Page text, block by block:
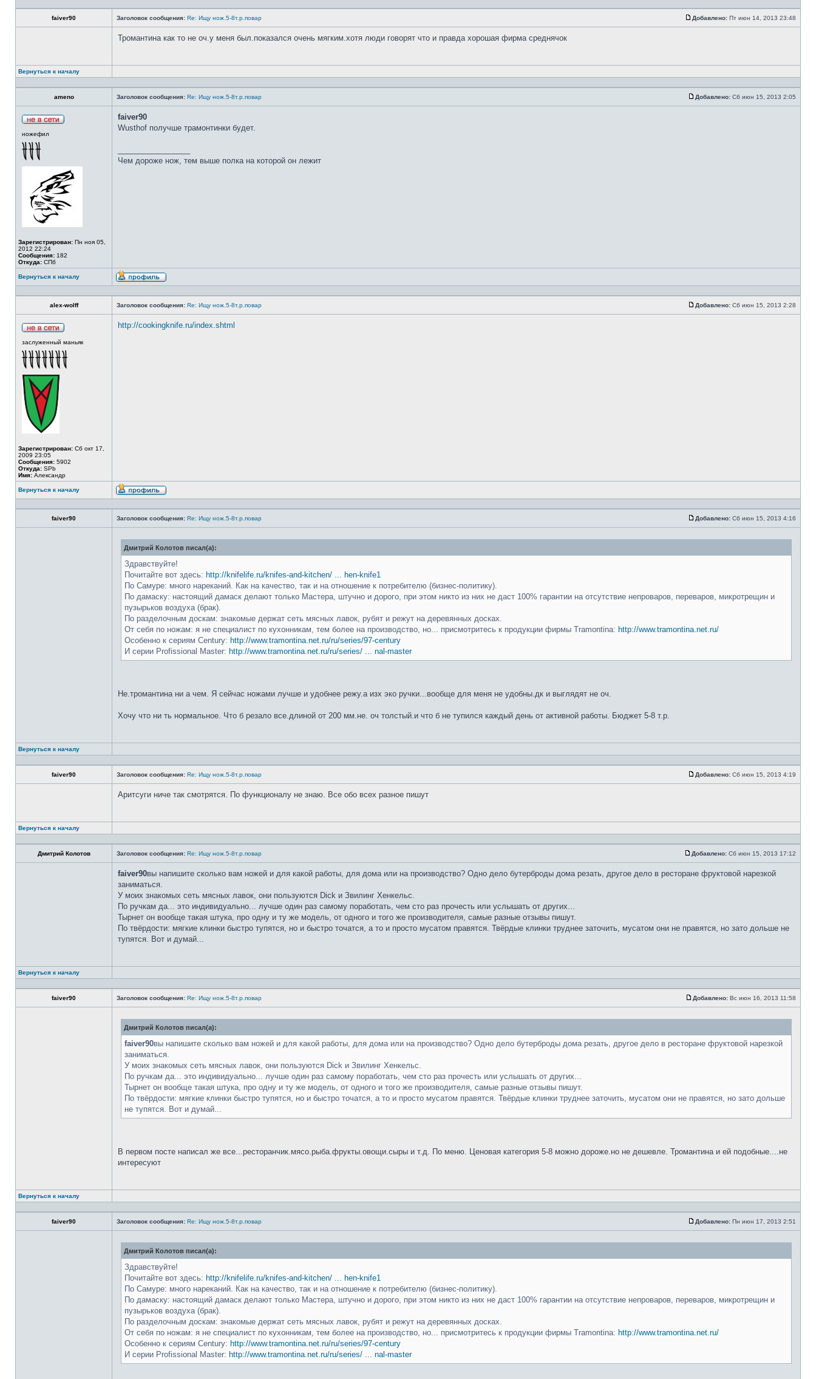
faiver90 Заголовок сообщения: Re: Ищу нож.5-8т.р.повар Добавлено: Пт июн 14, 2013 23:48
Тромантина как то не оч.у меня был.показался очень мягким.хотя люди говорят что и правда хорошая фирма среднячок
Вернуться к началу
ameno Заголовок сообщения: Re: Ищу нож.5-8т.р.повар Добавлено: Сб июн 15, 2013 2:05
ножефил
Зарегистрирован: Пн ноя 05,
2012 22:24
Сообщения: 182
Откуда: СПб
faiver90
Wusthof получше трамонтинки будет.
Чем дороже нож, тем выше полка на которой он лежит
Вернуться к началу
alex-wolff Заголовок сообщения: Re: Ищу нож.5-8т.р.повар Добавлено: Сб июн 15, 2013 2:28
заслуженный маньяк
Зарегистрирован: Сб окт 17,
2009 23:05
Сообщения: 5902
Откуда: SPb
Имя: Александр
http://cookingknife.ru/index.shtml
Вернуться к началу
faiver90 Заголовок сообщения: Re: Ищу нож.5-8т.р.повар Добавлено: Сб июн 15, 2013 4:16
Дмитрий Колотов писал(а):
Здравствуйте!
Почитайте вот здесь: http://knifelife.ru/knifes-and-kitchen/ ... hen-knife1
По Самуре: много нареканий. Как на качество, так и на отношение к потребителю (бизнес-политику).
По дамаску: настоящий дамаск делают только Мастера, штучно и дорого, при этом никто из них не даст 100% гарантии на отсутствие непроваров, переваров, микротрещин и
пузырьков воздуха (брак).
По разделочным доскам: знакомые держат сеть мясных лавок, рубят и режут на деревянных досках.
От себя по ножам: я не специалист по кухонникам, тем более на производство, но... присмотритесь к продукции фирмы Tramontina: http://www.tramontina.net.ru/
Особенно к сериям Century: http://www.tramontina.net.ru/ru/series/97-century
И серии Profissional Master: http://www.tramontina.net.ru/ru/series/ ... nal-master
Не.тромантина ни а чем. Я сейчас ножами лучше и удобнее режу.а изх эко ручки...вообще для меня не удобны.дк и выглядят не оч.
Хочу что ни ть нормальное. Что б резало все.длиной от 200 мм.не. оч толстый.и что б не тупился каждый день от активной работы. Бюджет 5-8 т.р.
Вернуться к началу
faiver90 Заголовок сообщения: Re: Ищу нож.5-8т.р.повар Добавлено: Сб июн 15, 2013 4:19
Аритсуги ниче так смотрятся. По функционалу не знаю. Все обо всех разное пишут
Вернуться к началу
Дмитрий Колотов Заголовок сообщения: Re: Ищу нож.5-8т.р.повар Добавлено: Сб июн 15, 2013 17:12
faiver90вы напишите сколько вам ножей и для какой работы, для дома или на производство? Одно дело бутерброды дома резать, другое дело в ресторане фруктовой нарезкой
заниматься.
У моих знакомых сеть мясных лавок, они пользуются Dick и Звилинг Хенкельс.
По ручкам да... это индивидуально... лучше один раз самому поработать, чем сто раз прочесть или услышать от других...
Тырнет он вообще такая штука, про одну и ту же модель, от одного и того же производителя, самые разные отзывы пишут.
По твёрдости: мягкие клинки быстро тупятся, но и быстро точатся, а то и просто мусатом правятся. Твёрдые клинки труднее заточить, мусатом они не правятся, но зато дольше не
тупятся. Вот и думай...
Вернуться к началу
faiver90 Заголовок сообщения: Re: Ищу нож.5-8т.р.повар Добавлено: Вс июн 16, 2013 11:58
Дмитрий Колотов писал(а):
faiver90вы напишите сколько вам ножей и для какой работы, для дома или на производство? Одно дело бутерброды дома резать, другое дело в ресторане фруктовой нарезкой
заниматься.
У моих знакомых сеть мясных лавок, они пользуются Dick и Звилинг Хенкельс.
По ручкам да... это индивидуально... лучше один раз самому поработать, чем сто раз прочесть или услышать от других...
Тырнет он вообще такая штука, про одну и ту же модель, от одного и того же производителя, самые разные отзывы пишут.
По твёрдости: мягкие клинки быстро тупятся, но и быстро точатся, а то и просто мусатом правятся. Твёрдые клинки труднее заточить, мусатом они не правятся, но зато дольше
не тупятся. Вот и думай...
В первом посте написал же все...ресторанчик.мясо.рыба.фрукты.овощи.сыры и т.д. По меню. Ценовая категория 5-8 можно дороже.но не дешевле. Тромантина и ей подобные....не
интересуют
Вернуться к началу
faiver90 Заголовок сообщения: Re: Ищу нож.5-8т.р.повар Добавлено: Пн июн 17, 2013 2:51
Дмитрий Колотов писал(а):
Здравствуйте!
Почитайте вот здесь: http://knifelife.ru/knifes-and-kitchen/ ... hen-knife1
По Самуре: много нареканий. Как на качество, так и на отношение к потребителю (бизнес-политику).
По дамаску: настоящий дамаск делают только Мастера, штучно и дорого, при этом никто из них не даст 100% гарантии на отсутствие непроваров, переваров, микротрещин и
пузырьков воздуха (брак).
По разделочным доскам: знакомые держат сеть мясных лавок, рубят и режут на деревянных досках.
От себя по ножам: я не специалист по кухонникам, тем более на производство, но... присмотритесь к продукции фирмы Tramontina: http://www.tramontina.net.ru/
Особенно к сериям Century: http://www.tramontina.net.ru/ru/series/97-century
И серии Profissional Master: http://www.tramontina.net.ru/ru/series/ ... nal-master